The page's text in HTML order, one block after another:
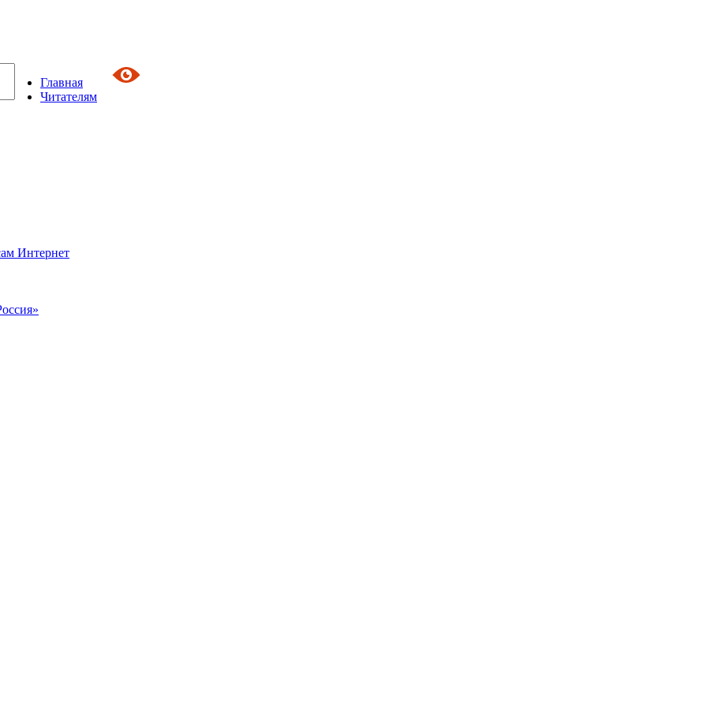
Главная
Читателям
Интернет